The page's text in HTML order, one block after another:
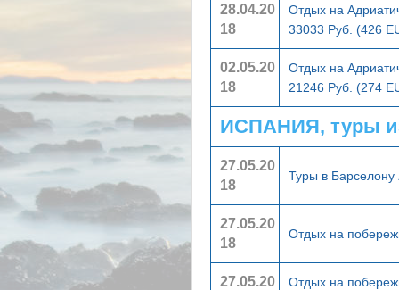
28.04.20
18
Отдых на
33033 Руб. (426
02.05.20
18
Отдых на
21246 Руб. (274
ИСПАНИЯ, туры
27.05.20
18
Туры в Барселону
27.05.20
18
Отдых на
27.05.20
Отдых на